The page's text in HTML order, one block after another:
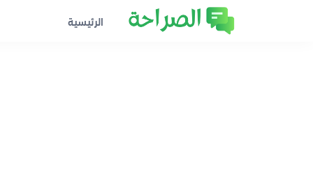
الرئيسية